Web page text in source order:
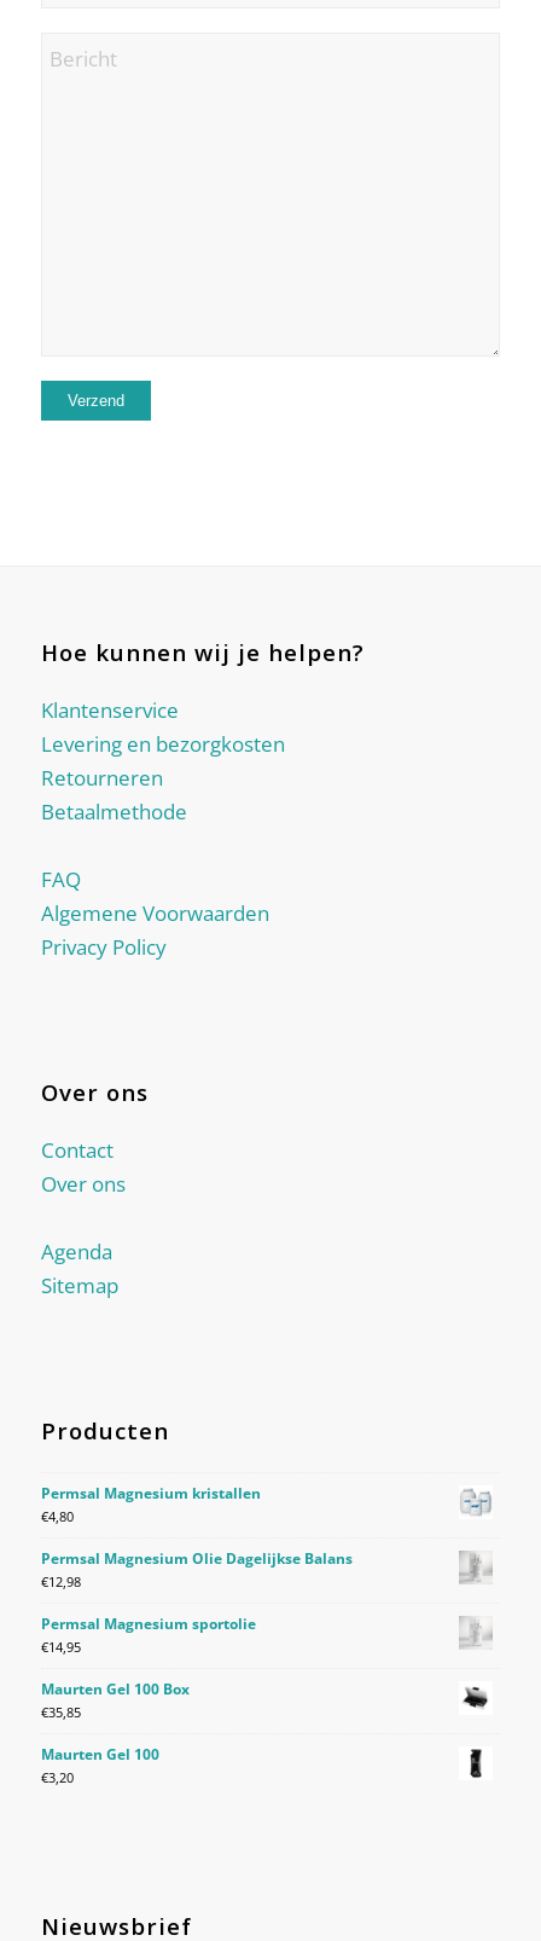
Hoe kunnen wij je helpen?
Klantenservice
Levering en bezorgkosten
Retourneren
Betaalmethode
FAQ
Algemene Voorwaarden
Privacy Policy
Over ons
Contact
Over ons
Agenda
Sitemap
Producten
Permsal Magnesium kristallen
€4,80
Permsal Magnesium Olie Dagelijkse Balans
€12,98
Permsal Magnesium sportolie
€14,95
Maurten Gel 100 Box
€35,85
Maurten Gel 100
€3,20
Nieuwsbrief